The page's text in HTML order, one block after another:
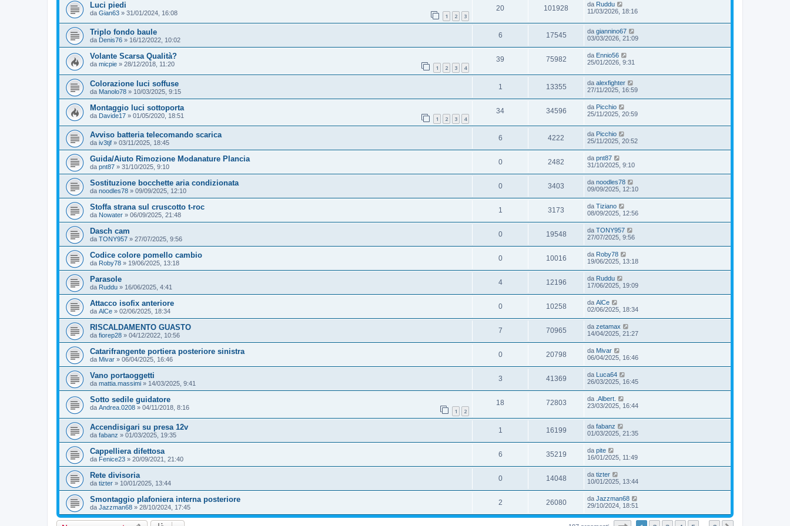
Luci piedi
da Gian63 » 31/01/2024, 16:08 1 2 3
20 101928 da Ruddu
11/03/2026, 18:16
Triplo fondo baule
da Denis76 » 16/12/2022, 10:02
6 17545 da giannino67
03/03/2026, 21:09
Volante Scarsa Qualità?
da micpie » 28/12/2018, 11:20 1 2 3 4
39 75982 da Ennio56
25/01/2026, 9:31
Colorazione luci soffuse
da Manolo78 » 10/03/2025, 9:15
1 13355 da alexfighter
27/11/2025, 16:59
Montaggio luci sottoporta
da Davide17 » 01/05/2020, 18:51 1 2 3 4
34 34596 da Picchio
25/11/2025, 20:59
Avviso batteria telecomando scarica
da iv3tjf » 03/11/2025, 18:45
6 4222 da Picchio
25/11/2025, 20:52
Guida/Aiuto Rimozione Modanature Plancia
da pnt87 » 31/10/2025, 9:10
0 2482 da pnt87
31/10/2025, 9:10
Sostituzione bocchette aria condizionata
da noodles78 » 09/09/2025, 12:10
0 3403 da noodles78
09/09/2025, 12:10
Stoffa strana sul cruscotto t-roc
da Nowater » 06/09/2025, 21:48
1 3173 da Tiziano
08/09/2025, 12:56
Dasch cam
da TONY957 » 27/07/2025, 9:56
0 19548 da TONY957
27/07/2025, 9:56
Codice colore pomello cambio
da Roby78 » 19/06/2025, 13:18
0 10016 da Roby78
19/06/2025, 13:18
Parasole
da Ruddu » 16/06/2025, 4:41
4 12196 da Ruddu
17/06/2025, 19:09
Attacco isofix anteriore
da AlCe » 02/06/2025, 18:34
0 10258 da AlCe
02/06/2025, 18:34
RISCALDAMENTO GUASTO
da fiorep28 » 04/12/2022, 10:56
7 70965 da zetamax
14/04/2025, 21:27
Catarifrangente portiera posteriore sinistra
da Mivar » 06/04/2025, 16:46
0 20798 da Mivar
06/04/2025, 16:46
Vano portaoggetti
da mattia.massimi » 14/03/2025, 9:41
3 41369 da Luca64
26/03/2025, 16:45
Sotto sedile guidatore
da Andrea.0208 » 04/11/2018, 8:16 1 2
18 72803 da .Albert.
23/03/2025, 16:44
Accendisigari su presa 12v
da fabanz » 01/03/2025, 19:35
1 16199 da fabanz
01/03/2025, 21:35
Cappelliera difettosa
da Fenice23 » 20/09/2021, 21:40
6 35219 da pite
16/01/2025, 11:49
Rete divisoria
da tizter » 10/01/2025, 13:44
0 14048 da tizter
10/01/2025, 13:44
Smontaggio plafoniera interna posteriore
da Jazzman68 » 28/10/2024, 17:45
2 26080 da Jazzman68
29/10/2024, 18:51